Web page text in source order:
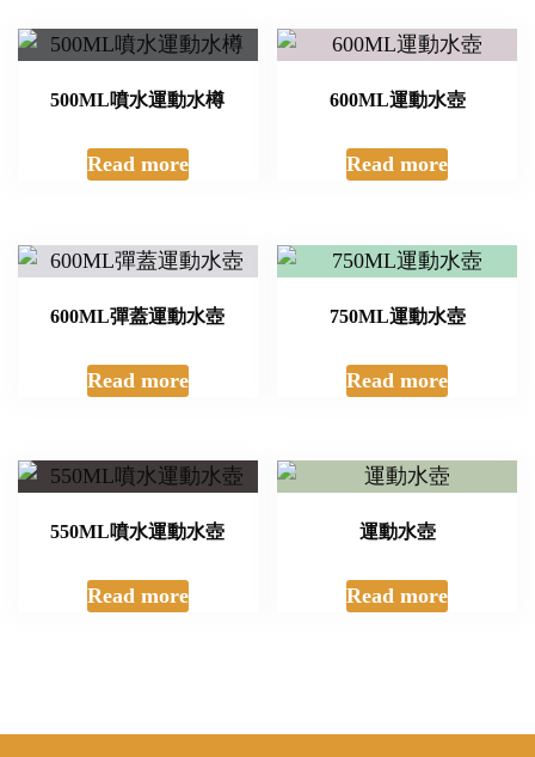
500ML噴水運動水樽
Read more
600ML運動水壺
Read more
600ML彈蓋運動水壺
Read more
750ML運動水壺
Read more
550ML噴水運動水壺
Read more
運動水壺
Read more